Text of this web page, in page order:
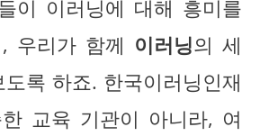
이 이러닝에 대해 흥미를
우리가 함께 이러닝의 세
록 하죠. 한국이러닝인재
교육 기관이 아니라, 여